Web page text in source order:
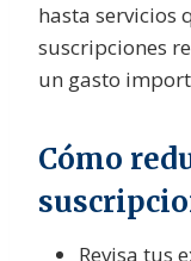
hasta servicios
suscripciones
un gasto
Cómo
Revisa tus